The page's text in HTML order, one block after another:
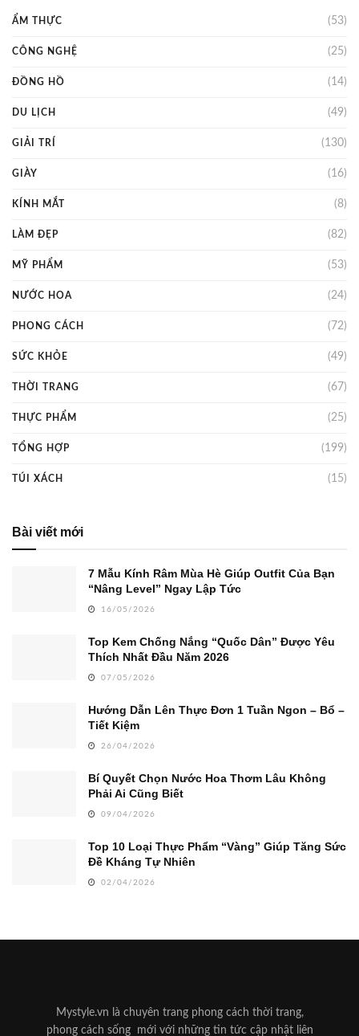
ẨM THỰC (53)
CÔNG NGHỆ (25)
ĐỒNG HỒ (14)
DU LỊCH (49)
GIẢI TRÍ (130)
GIÀY (16)
KÍNH MẮT (8)
LÀM ĐẸP (82)
MỸ PHẨM (53)
NƯỚC HOA (24)
PHONG CÁCH (72)
SỨC KHỎE (49)
THỜI TRANG (67)
THỰC PHẨM (25)
TỔNG HỢP (199)
TÚI XÁCH (15)
Bài viết mới
7 Mẫu Kính Râm Mùa Hè Giúp Outfit Của Bạn
“Nâng Level” Ngay Lập Tức
16/05/2026
Top Kem Chống Nắng “Quốc Dân” Được Yêu
Thích Nhất Đầu Năm 2026
07/05/2026
Hướng Dẫn Lên Thực Đơn 1 Tuần Ngon – Bổ –
Tiết Kiệm
26/04/2026
Bí Quyết Chọn Nước Hoa Thơm Lâu Không
Phải Ai Cũng Biết
09/04/2026
Top 10 Loại Thực Phẩm “Vàng” Giúp Tăng Sức
Đề Kháng Tự Nhiên
02/04/2026
Mystyle.vn là chuyên trang phong cách thời trang,
phong cách sống mới với những tin tức cập nhật liên